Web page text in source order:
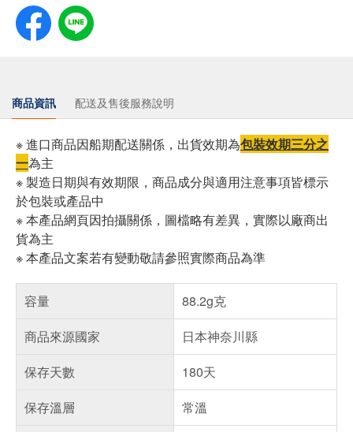
商品資訊 配送及售後服務說明
※ 進口商品因船期配送關係，出貨效期為包裝效期三分之
一為主
※ 製造日期與有效期限，商品成分與適用注意事項皆標示
於包裝或產品中
※ 本產品網頁因拍攝關係，圖檔略有差異，實際以廠商出
貨為主
※ 本產品文案若有變動敬請參照實際商品為準
容量
88.2g克
商品來源國家
日本神奈川縣
保存天數
180天
保存溫層
常溫